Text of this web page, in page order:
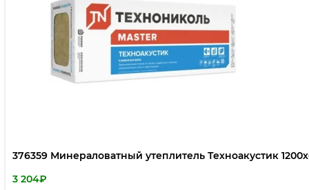
376359 Минераловатный утеплитель Техноакустик
3 204₽